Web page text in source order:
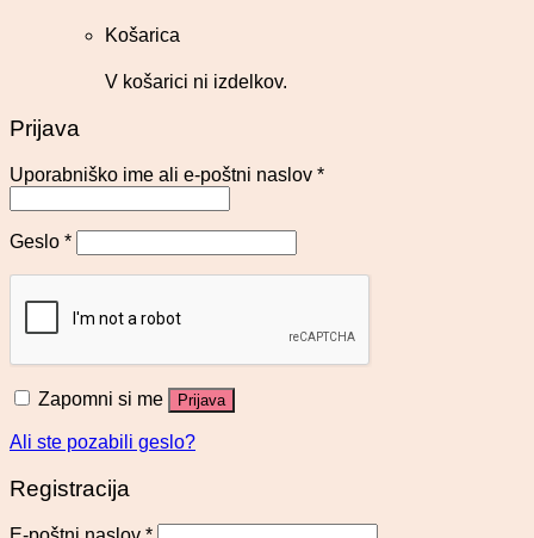
Košarica
V košarici ni izdelkov.
Prijava
Uporabniško ime ali e-poštni naslov *
Geslo *
Zapomni si me Prijava
Ali ste pozabili geslo?
Registracija